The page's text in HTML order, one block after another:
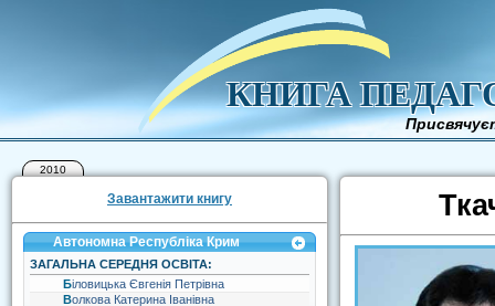
КНИГА
2010
Завантажити книгу
Автономна Республіка Крим
ЗАГАЛЬНА СЕРЕДНЯ ОСВІТА:
Біловицька Євгенія Петрівна
Волкова Катерина Іванівна